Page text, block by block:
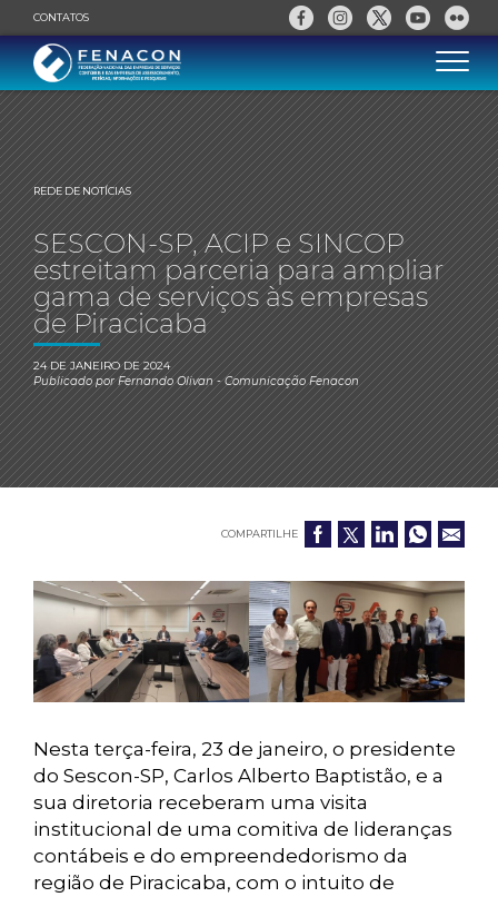
CONTATOS
REDE DE NOTÍCIAS
SESCON-SP, ACIP e SINCOP
estreitam parceria para ampliar
gama de serviços às empresas
de Piracicaba
24 DE JANEIRO DE 2024
Publicado porFernando Olivan- Comunicação Fenacon
COMPARTILHE
Nesta terça-feira, 23 de janeiro, o presidente
do Sescon-SP, Carlos Alberto Baptistão, e a
sua diretoria receberam uma visita
institucional de uma comitiva de lideranças
contábeis e do empreendedorismo da
região de Piracicaba, com o intuito de